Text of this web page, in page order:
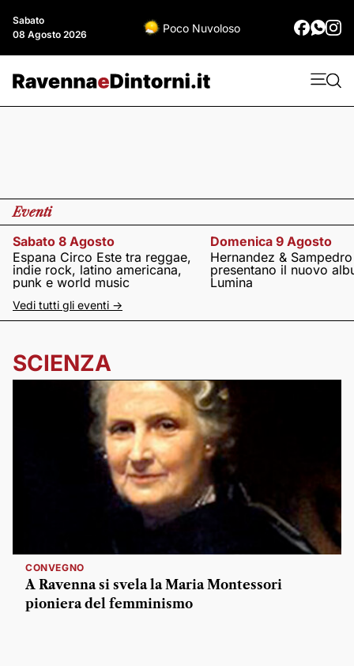
Sabato
08 Agosto 2026
Poco Nuvoloso
Eventi
Sabato 8 Agosto
Espana Circo Este tra reggae,
indie rock, latino americana,
punk e world music
Domenica 9 Agosto
Hernandez & Sampedro
presentano il nuovo
Lumina
Vedi tutti gli eventi ->
SCIENZA
CONVEGNO
A Ravenna si svela la Maria Montessori
pioniera del femminismo